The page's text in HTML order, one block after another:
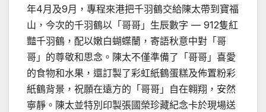
年4月及9月，專程來港把千羽鶴交給陳太帶到寶福
山，今次的千羽鶴以「哥哥」生辰數字 — 912隻紅
豔千羽鶴，配以嫩白蝴蝶蘭，寄語秋意中對「哥
哥」的尊敬和思念。陳太不僅準備了「哥哥」喜愛
的食物和水果，還訂製了彩虹紙鶴蛋糕及佈置粉彩
紙鶴背景，祝願在遠方的「哥哥」自在翱翔，安然
寧靜。陳太並特別印製張國榮珍藏紀念卡於現場送